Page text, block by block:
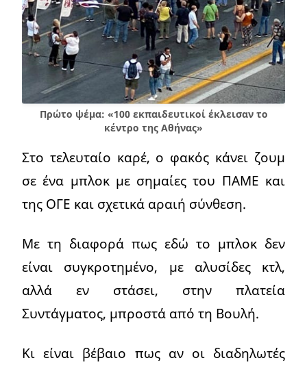
Πρώτο ψέμα: «100 εκπαιδευτικοί έκλεισαν το
κέντρο της Αθήνας»
Στο τελευταίο καρέ, ο φακός κάνει ζουμ
σε ένα μπλοκ με σημαίες του ΠΑΜΕ και
της ΟΓΕ και σχετικά αραιή σύνθεση.
Με τη διαφορά πως εδώ το μπλοκ δεν
είναι συγκροτημένο, με αλυσίδες κτλ,
αλλά εν στάσει, στην πλατεία
Συντάγματος, μπροστά από τη Βουλή.
Κι είναι βέβαιο πως αν οι διαδηλωτές